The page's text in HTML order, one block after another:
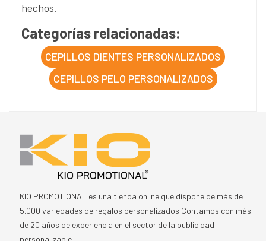
hechos.
Categorías relacionadas:
CEPILLOS DIENTES PERSONALIZADOS
CEPILLOS PELO PERSONALIZADOS
KIO PROMOTIONAL es una tienda online que dispone de más de
5.000 variedades de regalos personalizados.Contamos con más
de 20 años de experiencia en el sector de la publicidad